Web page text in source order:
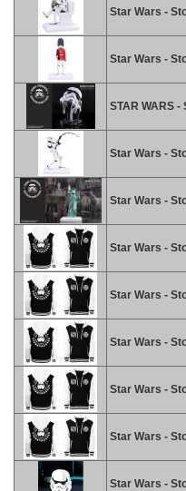
Star Wars -
Star Wars -
STAR WARS
Star Wars -
Star Wars -
Star Wars -
Star Wars -
Star Wars -
Star Wars -
Star Wars -
Star Wars -